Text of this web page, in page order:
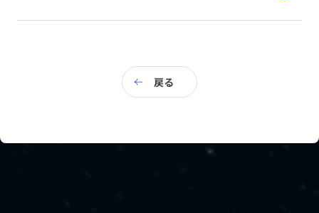
戻る